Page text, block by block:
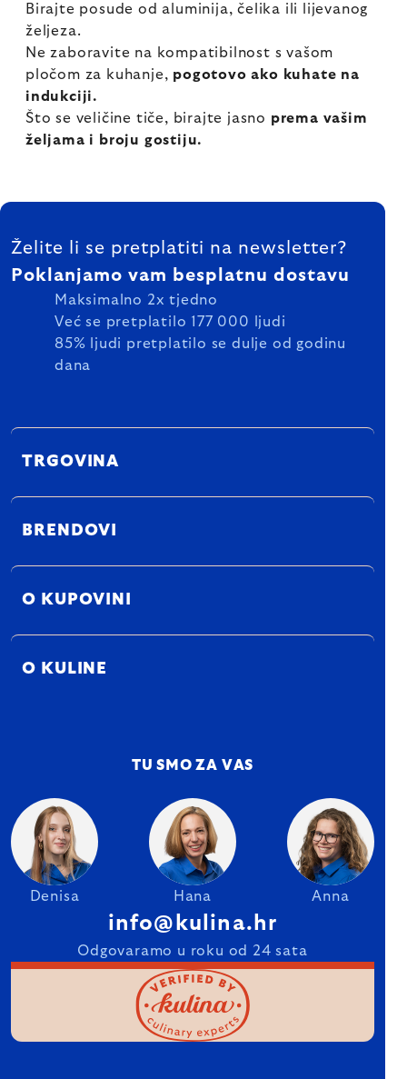
Birajte posude od aluminija, čelika ili lijevanog
željeza.
Ne zaboravite na kompatibilnost s vašom
pločom za kuhanje, pogotovo ako kuhate na
indukciji.
Što se veličine tiče, birajte jasno prema vašim
željama i broju gostiju.
FOOTER
Želite li se pretplatiti na newsletter?
Poklanjamo vam besplatnu dostavu
Maksimalno 2x tjedno
Već se pretplatilo 177 000 ljudi
85% ljudi pretplatilo se dulje od godinu
dana
TRGOVINA
BRENDOVI
O KUPOVINI
O KULINE
TU SMO ZA VAS
Denisa Hana Anna
info@kulina.hr
Odgovaramo u roku od 24 sata